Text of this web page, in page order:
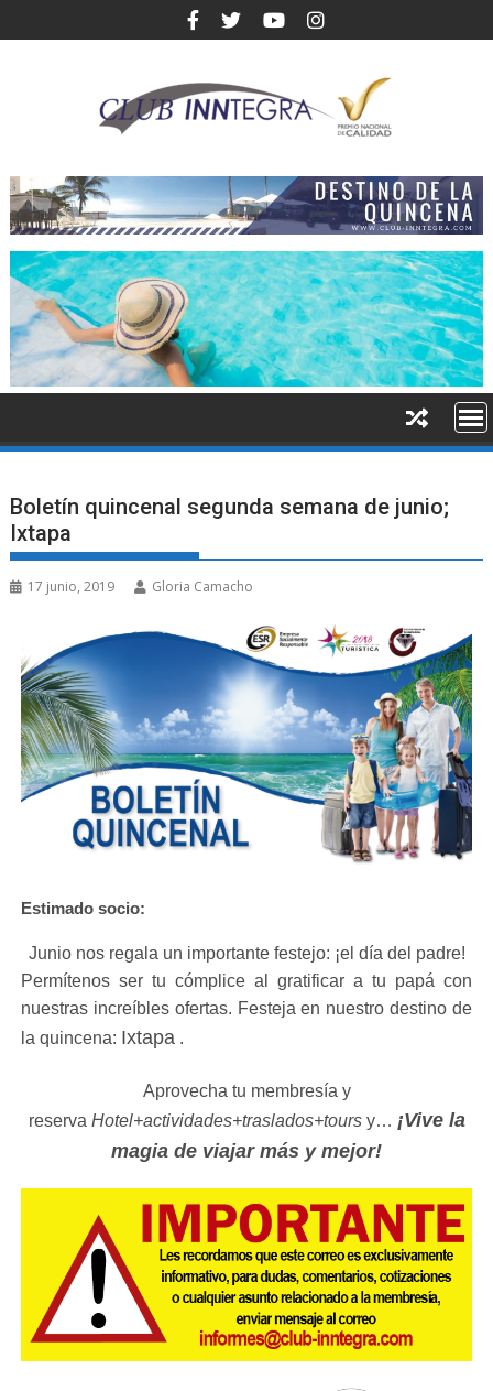
Boletín quincenal segunda semana de junio;
Ixtapa
17 junio, 2019 Gloria Camacho
Estimado socio:
Junio nos regala un importante festejo: ¡el día del padre!
Permítenos ser tu cómplice al gratificar a tu papá con
nuestras increíbles ofertas. Festeja en nuestro destino de
la quincena: Ixtapa .
Aprovecha tu membresía y
reserva Hotel+actividades+traslados+tours y… ¡Vive la
magia de viajar más y mejor!